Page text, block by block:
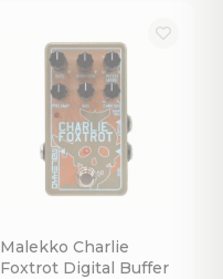
Malekko Charlie
Foxtrot Digital Buffer